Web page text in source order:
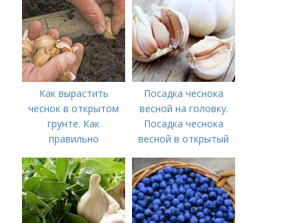
Как вырастить
чеснок в открытом
грунте. Как
правильно
открытом грунте
Посадка чеснока
весной на головку.
Посадка чеснока
весной в открытый